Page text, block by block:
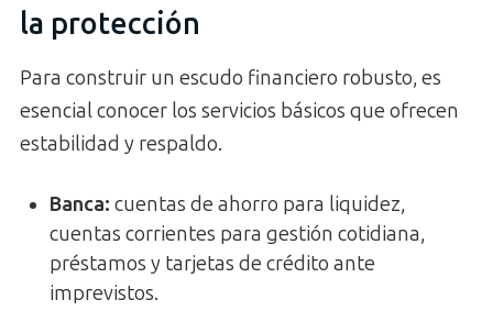
la protección
Para construir un escudo financiero robusto, es
esencial conocer los servicios básicos que ofrecen
estabilidad y respaldo.
Banca: cuentas de ahorro para liquidez,
cuentas corrientes para gestión cotidiana,
préstamos y tarjetas de crédito ante
imprevistos.